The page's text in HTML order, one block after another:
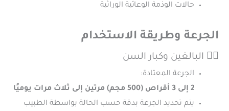
حالات الوذمة الوعائية الوراثية
الجرعة وطريقة الاستخدام
👨‍⚕️ البالغين وكبار السن
الجرعة المعتادة:
2 إلى 3 أقراص (500 مجم) مرتين إلى ثلاث مرات يوميًا
يتم تحديد الجرعة بدقة حسب الحالة بواسطة الطبيب